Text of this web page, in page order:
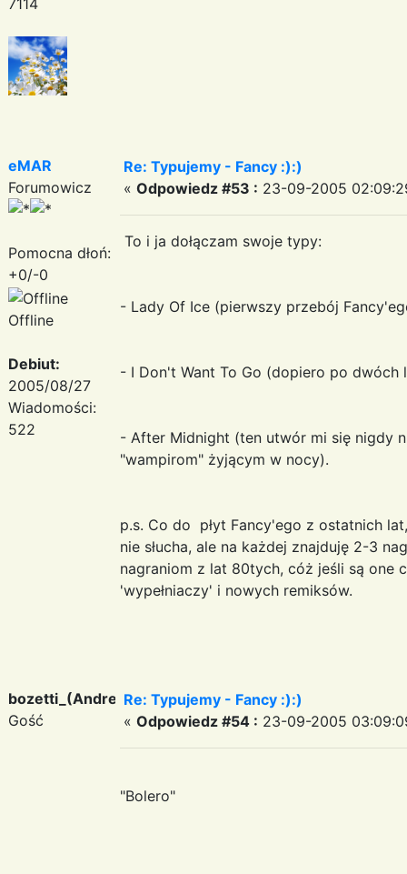
eMAR
Forumowicz
Pomocna dłoń:
+0/-0
Offline
Debiut:
2005/08/27
Wiadomości:
522
Re: Typujemy - Fancy :):)
« Odpowiedz #53 : 23-09-2005
To i ja dołączam swoje typy:
- Lady Of Ice (pierwszy przebój
- I Don't Want To Go (dopiero po dwóch
- After Midnight (ten utwór mi się nigdy
"wampirom" żyjącym w nocy).
p.s. Co do płyt Fancy'ego z ostatnich
nie słucha, ale na każdej znajduję 2-3
nagraniom z lat 80tych, cóż jeśli są one
'wypełniaczy' i nowych remiksów.
bozetti_(Andreas)
Gość
Re: Typujemy - Fancy :):)
« Odpowiedz #54 : 23-09-2005
"Bolero"